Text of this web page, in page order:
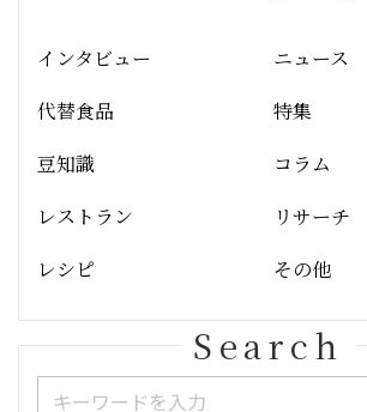
インタビュー
ニュース
代替食品
特集
豆知識
コラム
レストラン
リサーチ
レシピ
その他
Search